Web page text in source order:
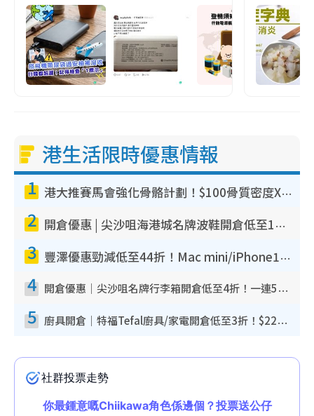
港生活限時優惠情報
1 港大推賽馬會強化骨骼計劃！$100骨質密度X光檢查 完成免費運動訓練送超市禮券！附參加資格
2 開倉優惠 | 尖沙咀海港城名牌波鞋開倉低至1折！On鞋$899起／Joy&Peace鞋履$98起
3 豐澤優惠勁減低至44折！Mac mini/iPhone17Pro大減價！廚房家電$220起
4 開倉優惠｜尖沙咀名牌行李箱開倉低至4折！一連5日 American Tourister/ace./Hallmark $200起！
5 廚具開倉｜特福Tefal廚具/家電開倉低至3折！$220起買平底鍋/炒鑊/湯煲！電飯煲/吸塵機/燙斗$418起